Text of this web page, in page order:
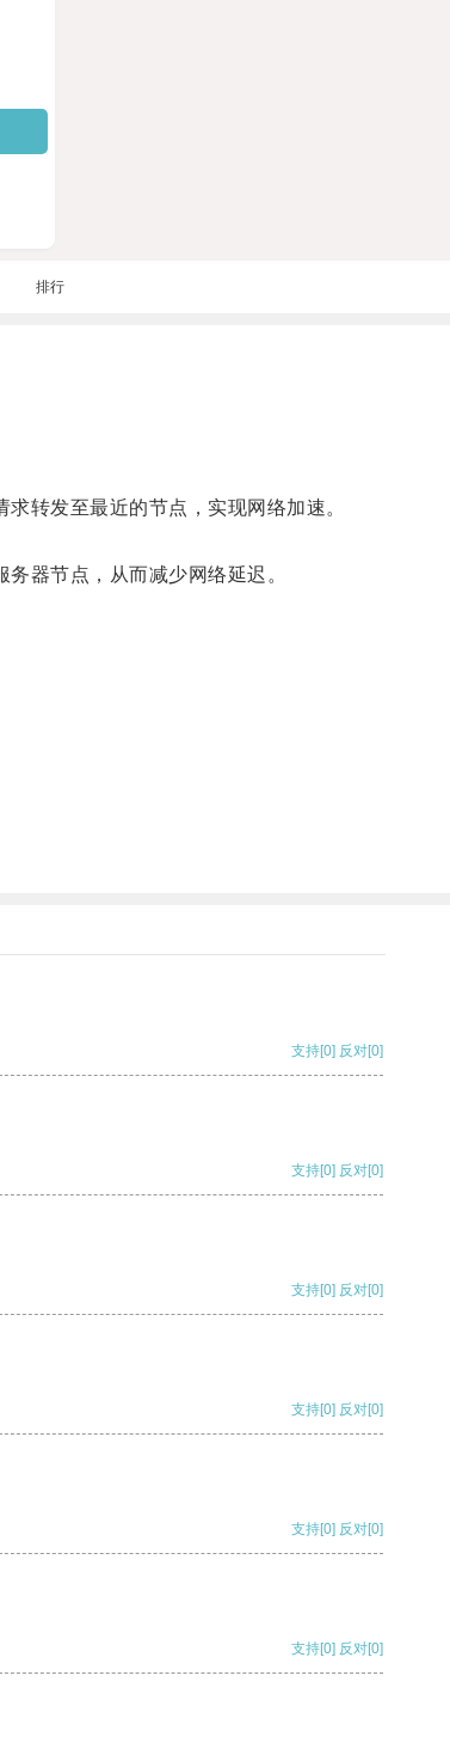
排行
转发至最近的节点，实现网络加速。
器节点，从而减少网络延迟。
支持[0] 反对[0]
支持[0] 反对[0]
支持[0] 反对[0]
支持[0] 反对[0]
支持[0] 反对[0]
支持[0] 反对[0]